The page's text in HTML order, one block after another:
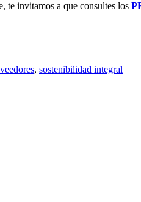
te invitamos a que consultes los
, sostenibilidad integral